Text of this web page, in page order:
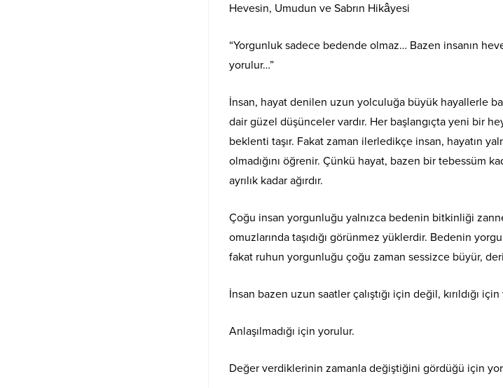
Hevesin, Umudun ve Sabrın Hikâyesi
“Yorgunluk sadece bedende olmaz… Bazen insanın
yorulur…”
İnsan, hayat denilen uzun yolculuğa büyük hayallerle
dair güzel düşünceler vardır. Her başlangıçta yeni bir
beklenti taşır. Fakat zaman ilerledikçe insan, hayatın
olmadığını öğrenir. Çünkü hayat, bazen bir tebessüm
ayrılık kadar ağırdır.
Çoğu insan yorgunluğu yalnızca bedenin bitkinliği
omuzlarında taşıdığı görünmez yüklerdir. Bedenin
fakat ruhun yorgunluğu çoğu zaman sessizce büyür,
İnsan bazen uzun saatler çalıştığı için değil, kırıldığı
Anlaşılmadığı için yorulur.
Değer verdiklerinin zamanla değiştiğini gördüğü için